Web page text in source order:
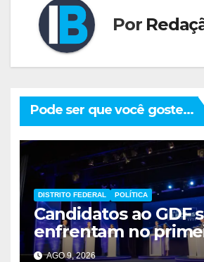
Por
Pode ser que você goste...
DISTRITO FEDERAL POLÍTICA
Candidatos ao GDF
enfrentam no
debate de 2026
AGO 9, 2026